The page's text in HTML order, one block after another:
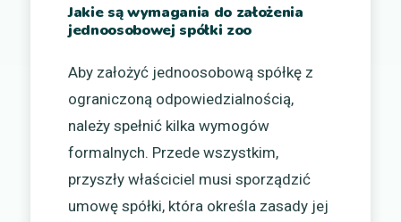
Jakie są wymagania do założenia
jednoosobowej spółki zoo
Aby założyć jednoosobową spółkę z
ograniczoną odpowiedzialnością,
należy spełnić kilka wymogów
formalnych. Przede wszystkim,
przyszły właściciel musi sporządzić
umowę spółki, która określa zasady jej